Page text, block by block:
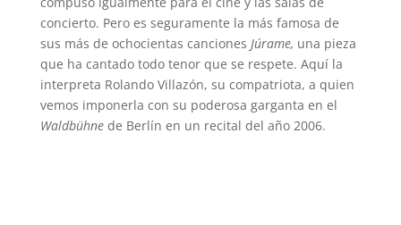
concierto. Pero es seguramente la más famosa de
sus más de ochocientas canciones Júrame, una pieza
que ha cantado todo tenor que se respete. Aquí la
interpreta Rolando Villazón, su compatriota, a quien
vemos imponerla con su poderosa garganta en el
Waldbühnede Berlín en un recital del año 2006.